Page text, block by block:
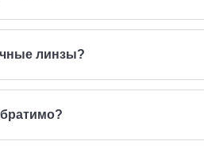
с помощью специальных
линз. линзы?
детям от 6 лет и